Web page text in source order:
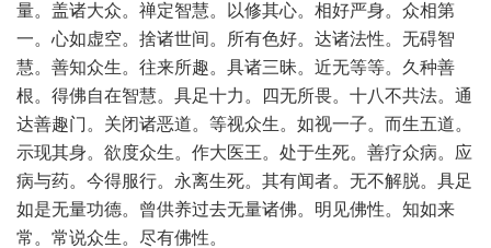
量。盖诸大众。禅定智慧。以修其心。相好严身。众相第
一。心如虚空。捨诸世间。所有色好。达诸法性。无碍智
慧。善知众生。往来所趣。具诸三昧。近无等等。久种善
根。得佛自在智慧。具足十力。四无所畏。十八不共法。通
达善趣门。关闭诸恶道。等视众生。如视一子。而生五道。
示现其身。欲度众生。作大医王。处于生死。善疗众病。应
病与药。今得服行。永离生死。其有闻者。无不解脱。具足
如是无量功德。曾供养过去无量诸佛。明见佛性。知如来
常。常说众生。尽有佛性。